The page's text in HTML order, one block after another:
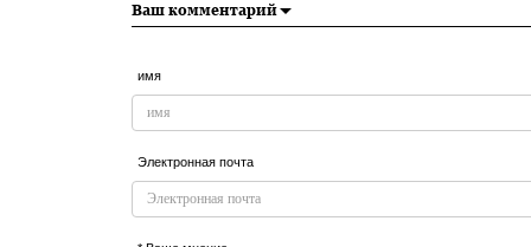
Ваш комментарий
имя
Электронная почта